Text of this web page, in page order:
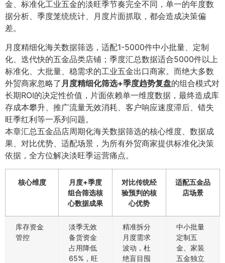
金、标准化工业五金的淡旺季节奏完全不同，单一的年度数
据分析、季度笼统统计、月度片面抓取，都会造成决策偏
差。
月度精细化海关数据筛选，适配1-5000件中小批量、定制
化、迭代快的五金品类店铺；季度汇总数据适合5000件以上
标准化、大批量、稳需求的工业五金出口商家。而绝大多数
外贸商家忽略了 月度精细化筛选+季度趋势复盘的组合模式对
长期ROI的决定性价值，片面依赖单一维度数据，最终造成库
存成本攀升、推广流量无效消耗、客户响应速度滞后、错失
旺季红利等一系列问题。
本章汇总五金品店周期化海关数据筛选的核心维度、数据成
果、对比优势、适配场景，为所有外贸商家提供标准化决策
依据，全方位解决淡旺季运营痛点。
核心维度
月度+季度
组合筛选核
心数据成果
对比传统经
验预判的核
心优势
适配五金品
店场景
库存资金
管控
淡季无效
备货资金
占用降低
65%，旺
精准拆分
月度需求
波动，杜
绝盲目囤
中小批量
定制五
金、家装
五金独立